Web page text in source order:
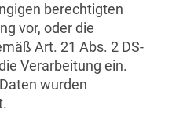
berechtigten
vor, oder die
Art. 21 Abs. 2 DS-
Verarbeitung ein.
wurden